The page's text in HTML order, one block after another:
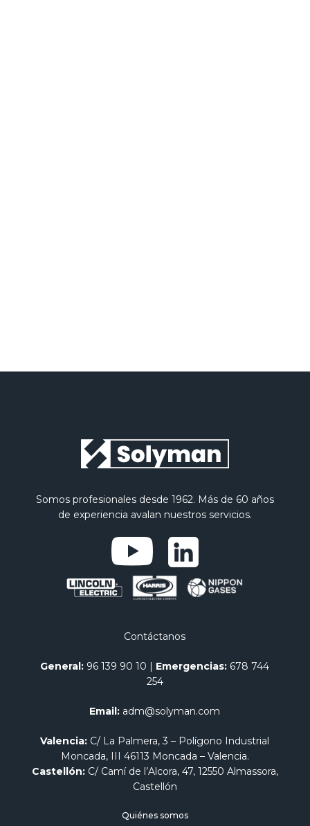
Somos profesionales desde 1962. Más de 60 años
de experiencia avalan nuestros servicios.
Quiénes somos
Contáctanos
General: 96 139 90 10 | Emergencias: 678 744
254
Email: adm@solyman.com
Valencia: C/ La Palmera, 3 – Polígono Industrial
Moncada, III 46113 Moncada – Valencia.
Castellón:C/ Camí de l’Alcora, 47, 12550 Almassora,
Castellón